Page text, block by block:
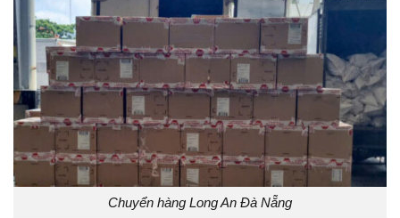
Chuyển hàng Long An Đà Nẵng